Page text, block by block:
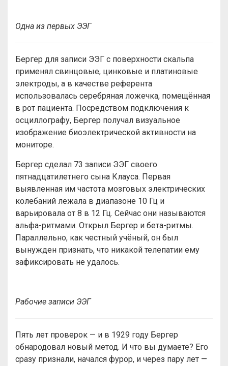
Одна из первых ЭЭГ
Бергер для записи ЭЭГ с поверхности скальпа
применял свинцовые, цинковые и платиновые
электроды, а в качестве референта
использовалась серебряная ложечка, помещённая
в рот пациента. Посредством подключения к
осциллографу, Бергер получал визуальное
изображение биоэлектрической активности на
мониторе.
Бергер сделал 73 записи ЭЭГ своего
пятнадцатилетнего сына Клауса. Первая
выявленная им частота мозговых электрических
колебаний лежала в диапазоне 10 Гц и
варьировала от 8 в 12 Гц. Сейчас они называются
альфа-ритмами. Открыл Бергер и бета-ритмы.
Параллельно, как честный учёный, он был
вынужден признать, что никакой телепатии ему
зафиксировать не удалось.
Рабочие записи ЭЭГ
Пять лет проверок — и в 1929 году Бергер
обнародовал новый метод. И что вы думаете? Его
сразу признали, начался фурор, и через пару лет —